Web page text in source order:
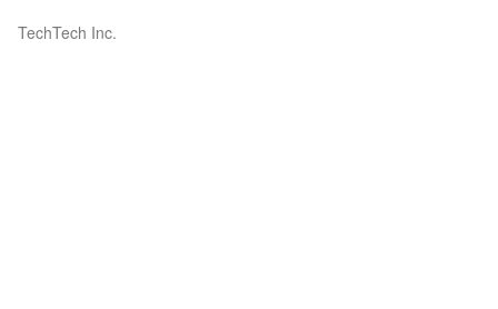
TechTech Inc.